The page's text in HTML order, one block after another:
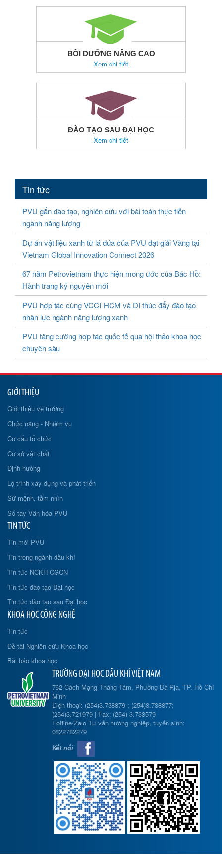
BỒI DƯỠNG NÂNG CAO
Xem chi tiết
ĐÀO TẠO SAU ĐẠI HỌC
Xem chi tiết
Tin tức
PVU gắn đào tạo, nghiên cứu với bài toán thực tiễn
ngành năng lượng
Dự án vật liệu xanh từ lá dứa của PVU đạt giải Vàng tại
Vietnam Global Innovation Connect 2026
67 năm Petrovietnam thực hiện mong ước của Bác Hồ:
Hành trang kỷ nguyên mới
PVU hợp tác cùng VCCI-HCM và DI thúc đẩy đào tạo
nhân lực ngành năng lượng xanh
PVU tăng cường hợp tác quốc tế qua hội thảo khoa học
chuyên sâu
GIỚI THIỆU
Giới thiệu về trường
Chức năng - Nhiệm vụ
Cơ cấu tổ chức
Cơ sở vật chất
Định hướng
Lộ trình xây dựng và phát triển
Sứ mệnh, tầm nhìn
Sổ tay Văn hóa PVU
TIN TỨC
Tin mới PVU
Tin trong ngành dầu khí
Tin tức NCKH-CGCN
Tin tức đào tạo Đại học
Tin tức đào tạo sau Đại học
KHOA HỌC CÔNG NGHỆ
Tin tức
Đề tài Nghiên cứu Khoa học
Bài báo khoa học
TRƯỜNG ĐẠI HỌC DẦU KHÍ VIỆT NAM
762 Cách Mạng Tháng Tám, Phường Bà Rịa, TP. Hồ Chí
Minh
Điện thoại: (254)3.738879 ; (254)3.738877;
(254)3.721979 | Fax: (254) 3.733579
Hotline/Zalo Tư vấn hướng nghiệp, tuyển sinh:
0822782279
Kết nối